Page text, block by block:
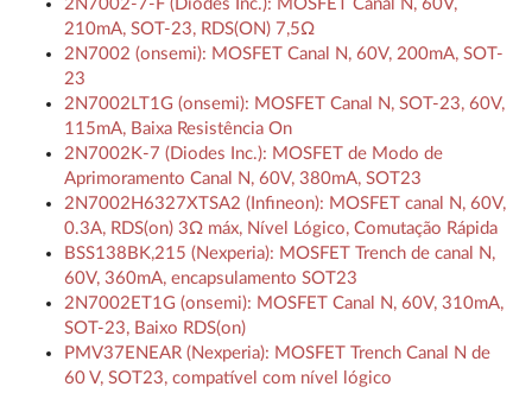
2N7002-7-F (Diodes Inc.): MOSFET Canal N, 60V,
210mA, SOT-23, RDS(ON) 7,5Ω
2N7002 (onsemi): MOSFET Canal N, 60V, 200mA, SOT-
23
2N7002LT1G (onsemi): MOSFET Canal N, SOT-23, 60V,
115mA, Baixa Resistência On
2N7002K-7 (Diodes Inc.): MOSFET de Modo de
Aprimoramento Canal N, 60V, 380mA, SOT23
2N7002H6327XTSA2 (Infineon): MOSFET canal N, 60V,
0.3A, RDS(on) 3Ω máx, Nível Lógico, Comutação Rápida
BSS138BK,215 (Nexperia): MOSFET Trench de canal N,
60V, 360mA, encapsulamento SOT23
2N7002ET1G (onsemi): MOSFET Canal N, 60V, 310mA,
SOT-23, Baixo RDS(on)
PMV37ENEAR (Nexperia): MOSFET Trench Canal N de
60 V, SOT23, compatível com nível lógico